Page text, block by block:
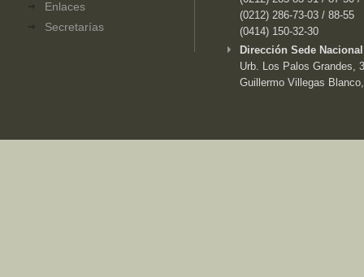
Enlaces
Secretarías
(0212) 286-73-03 / 88-55
(0414) 150-32-30
Dirección Sede
Urb. Los Palos Grandes,
Guillermo Villegas